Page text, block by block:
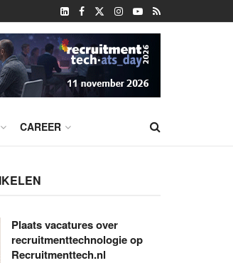
CAREER
Plaats vacatures over
recruitmenttechnologie op
Recruitmenttech.nl